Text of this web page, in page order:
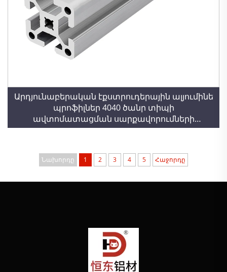
Արդյունաբերական էքստրուդերային ալյումինե
պրոֆիլներ 4040 ծանր տիպի
ավտոմատացման սարքավորումների
շրջանակ 4040 ալյումինե համաձուլվածքի
Նախորդը 1 2 3 4 5 Հաջորդը